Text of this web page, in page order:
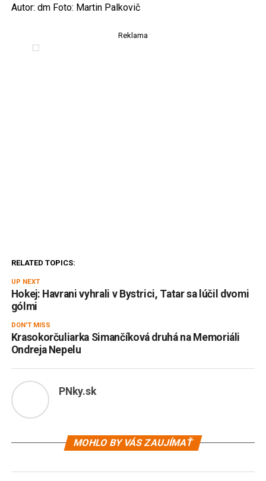
Autor: dm Foto: Martin Palkovič
Reklama
RELATED TOPICS:
UP NEXT
Hokej: Havrani vyhrali v Bystrici, Tatar sa lúčil dvomi
gólmi
DON'T MISS
Krasokorčuliarka Simančíková druhá na Memoriáli
Ondreja Nepelu
PNky.sk
MOHLO BY VÁS ZAUJÍMAŤ